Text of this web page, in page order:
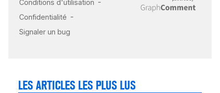
LES ARTICLES LES PLUS LUS
INSUFFISANCE
CARDIAQUE : LES